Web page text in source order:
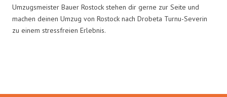
Umzugsmeister Bauer Rostock stehen dir gerne zur Seite und
machen deinen Umzug von Rostock nach Drobeta Turnu-Severin
zu einem stressfreien Erlebnis.